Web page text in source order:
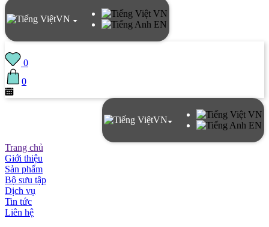
VN
VN
EN
0
0
VN
VN
EN
Trang chủ
Giới thiệu
Sản phẩm
Bộ sưu tập
Dịch vụ
Tin tức
Liên hệ